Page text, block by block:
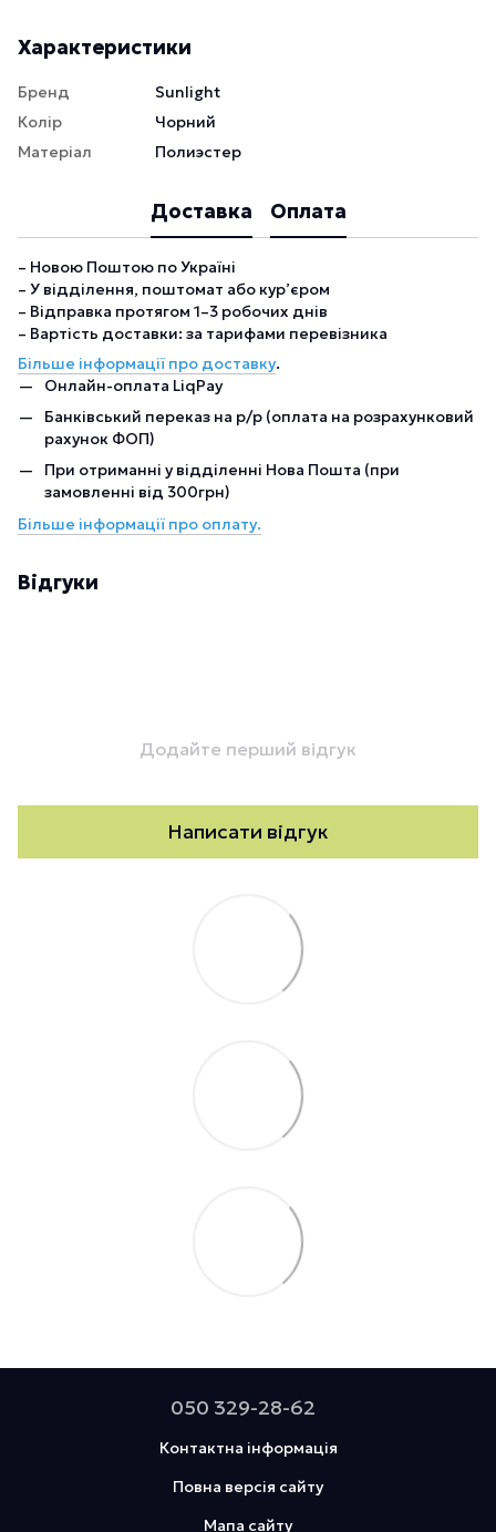
Характеристики
Бренд
Sunlight
Колір
Чорний
Матеріал
Полиэстер
Доставка Оплата
– Новою Поштою по Україні
– У відділення, поштомат або кур’єром
– Відправка протягом 1–3 робочих днів
– Вартість доставки: за тарифами перевізника
Більше інформації про доставку.
Онлайн-оплата LiqPay
Банківський переказ на р/р (оплата на розрахунковий
рахунок ФОП)
При отриманні у відділенні Нова Пошта (при
замовленні від 300грн)
Більше інформації про оплату.
Відгуки
Додайте перший відгук
Написати відгук
050 329-28-62
Контактна інформація
Повна версія сайту
Мапа сайту